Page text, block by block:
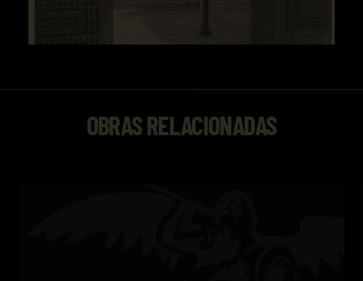
OBRAS RELACIONADAS